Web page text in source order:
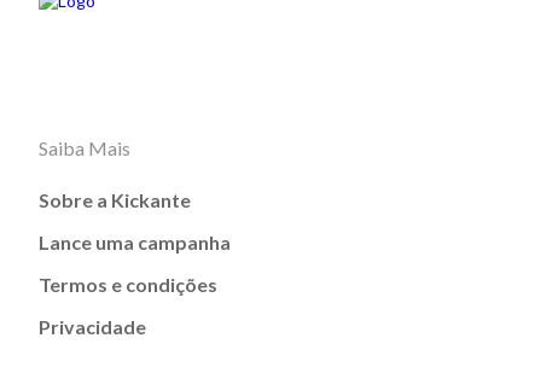
Saiba Mais
Sobre a Kickante
Lance uma campanha
Termos e condições
Privacidade